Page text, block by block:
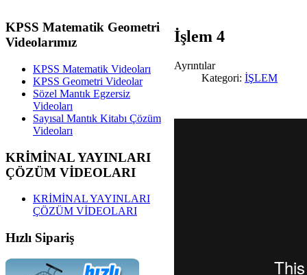
KPSS Matematik Geometri
Videolarımız
KPSS Matematik Videoları
KPSS Geometri Videolar
Sözel Mantık Egzersiz
Videoları
Sayısal Mantık Kitabı Çözüm
Videoları
KRİMİNALYAYINLARI
ÇÖZÜM VİDEOLARI
KRİMİNAL YAYINLARI
ÇÖZÜM VİDEOLARI
Hızlı Sipariş
İşlem 4
Ayrıntılar
Kategori: İŞLEM